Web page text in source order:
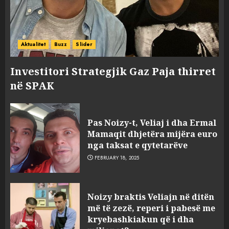
Aktualitet Buzz Slider
Investitori Strategjik Gaz Paja thirret
në SPAK
Pas Noizy-t, Veliaj i dha Ermal
Mamaqit dhjetëra mijëra euro
nga taksat e qytetarëve
FEBRUARY 18, 2025
Noizy braktis Veliajn në ditën
më të zezë, reperi i pabesë me
kryebashkiakun që i dha
3
FOTO/ Persona të maskuar
sulmuan “One Albania”,
ngjarja u fsheh. A u vodhën
MARCH 25, 2025
4
çfarë dënimi kërkon për
Mariela dhe Antonela
Berishën
ngjau me Talo Çelën”,
dëshmia e Nuredin Dumanit
flet për PERSONAT që e